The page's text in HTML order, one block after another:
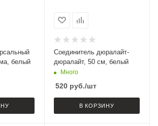
белый
Соединитель дюралайт-
дюралайт, 50 см, белый
Много
520руб./шт
В КОРЗИНУ